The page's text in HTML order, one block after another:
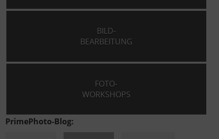
BILD-
BEARBEITUNG
FOTO-
WORKSHOPS
PrimePhoto-Blog: